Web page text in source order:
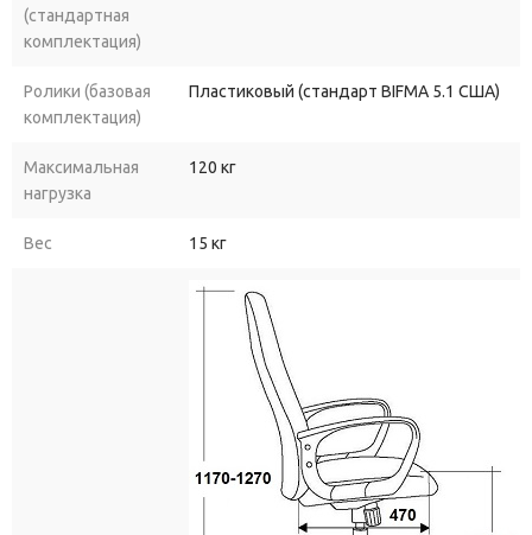
(стандартная
комплектация)
Ролики (базовая
комплектация)
Пластиковый (стандарт BIFMA 5.1 США)
Максимальная
нагрузка
120 кг
Вес 15 кг